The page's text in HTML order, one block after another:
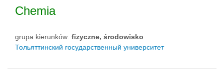
Chemia
grupa kierunków: fizyczne, środowisko
Тольяттинский государственный университет